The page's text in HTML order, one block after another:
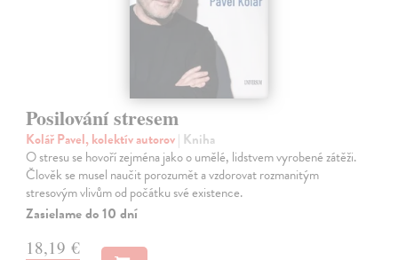
Posilování stresem
Kolář Pavel, kolektív autorov| Kniha
O stresu se hovoří zejména jako o umělé, lidstvem vyrobené zátěži.
Člověk se musel naučit porozumět a vzdorovat rozmanitým
stresovým vlivům od počátku své existence.
Zasielame do 10 dní
18,19 €